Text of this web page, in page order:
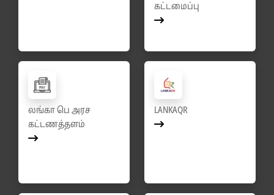
கட்டமைப்பு
லங்கா பெ அரச
கட்டணத்தளம்
LANKAQR